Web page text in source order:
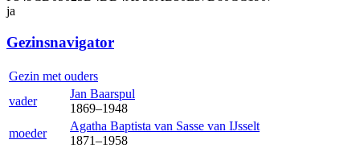
ja
Gezinsnavigator
Gezin met ouders
vader
Jan Baarspul
1869–1948
moeder
Agatha Baptista van Sasse van IJsselt
1871–1958